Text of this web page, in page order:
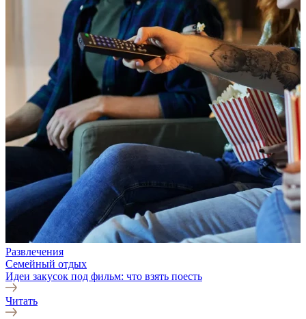
Развлечения
Семейный отдых
Идеи закусок под фильм: что взять поесть
Читать